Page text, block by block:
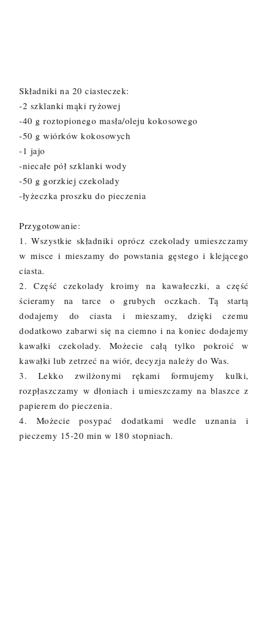
Składniki na 20 ciasteczek:
-2 szklanki mąki ryżowej
-40 g roztopionego masła/oleju kokosowego
-50 g wiórków kokosowych
-1 jajo
-niecałe pół szklanki wody
-50 g gorzkiej czekolady
-łyżeczka proszku do pieczenia
Przygotowanie:
1. Wszystkie składniki oprócz czekolady umieszczamy
w misce i mieszamy do powstania gęstego i klejącego
ciasta.
2. Część czekolady kroimy na kawałeczki, a część
ścieramy na tarce o grubych oczkach. Tą startą
dodajemy do ciasta i mieszamy, dzięki czemu
dodatkowo zabarwi się na ciemno i na koniec dodajemy
kawałki czekolady. Możecie całą tylko pokroić w
kawałki lub zetrzeć na wiór, decyzja należy do Was.
3. Lekko zwilżonymi rękami formujemy kulki,
rozpłaszczamy w dłoniach i umieszczamy na blaszce z
papierem do pieczenia.
4. Możecie posypać dodatkami wedle uznania i
pieczemy 15-20 min w 180 stopniach.